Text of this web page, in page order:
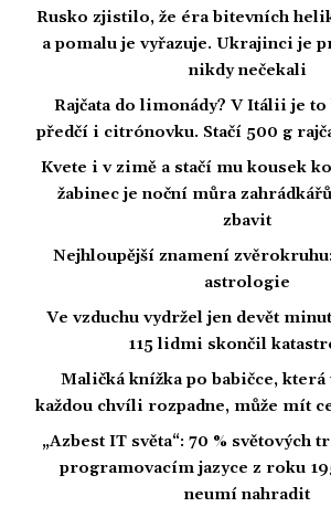
Rusko zjistilo, že éra bitevních
a pomalu je vyřazuje. Ukrajinci je
nikdy nečekali
Rajčata do limonády? V Itálii je to
předčí i citrónovku. Stačí 500 g
Kvete i v zimě a stačí mu kousek
žabinec je noční můra
zbavit
Nejhloupější znamení
astrologie
Ve vzduchu vydržel jen devět
115 lidmi skončil
Maličká knížka po babičce, která
každou chvíli rozpadne, může mít
„Azbest IT světa“: 70 % světových
programovacím jazyce z roku
neumí nahradit